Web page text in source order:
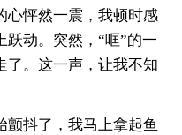
心怦然一震，我顿时感
动。突然，“哐”的一
了。这一声，让我不知
抖了，我马上拿起鱼